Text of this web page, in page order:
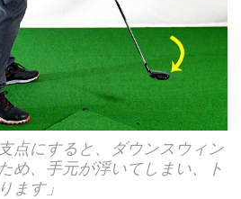
点にすると、ダウンスウィン
め、手元が浮いてしまい、ト
ます」